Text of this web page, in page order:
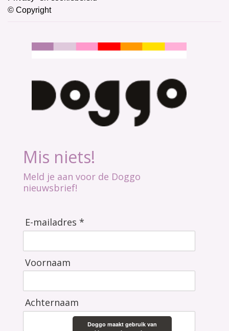
© Copyright
Mis niets!
Meld je aan voor de Doggo
nieuwsbrief!
E-mailadres *
Voornaam
Achternaam
Doggo maakt gebruik van